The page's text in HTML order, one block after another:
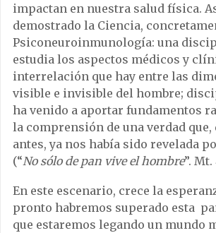
impactan en nuestra salud física.
demostrado la Ciencia,
Psiconeuroinmunología: una
estudia los aspectos médicos y
interrelación que hay entre las
visible e invisible del hombre;
ha venido a aportar fundamentos
la comprensión de una verdad
antes, ya nos había sido revelada
(“No sólo de pan vive el hombre”. Mt.
En este escenario, crece la
pronto habremos superado esta
que estaremos legando un mundo